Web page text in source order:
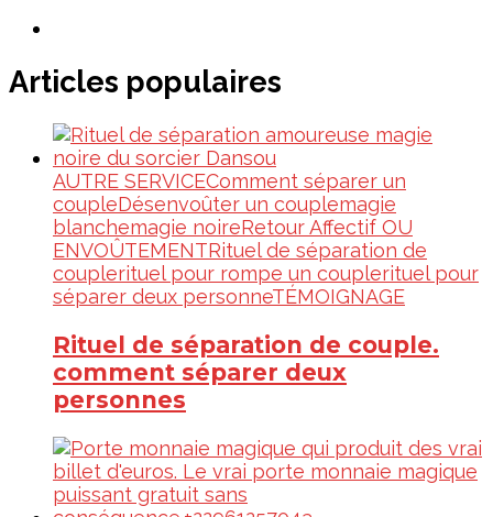
Articles populaires
AUTRE SERVICEComment séparer un
coupleDésenvoûter un couplemagie
blanchemagie noireRetour Affectif OU
ENVOÛTEMENTRituel de séparation de
couplerituel pour rompe un couplerituel pour
séparer deux personneTÉMOIGNAGE
Rituel de séparation de couple.
comment séparer deux
personnes